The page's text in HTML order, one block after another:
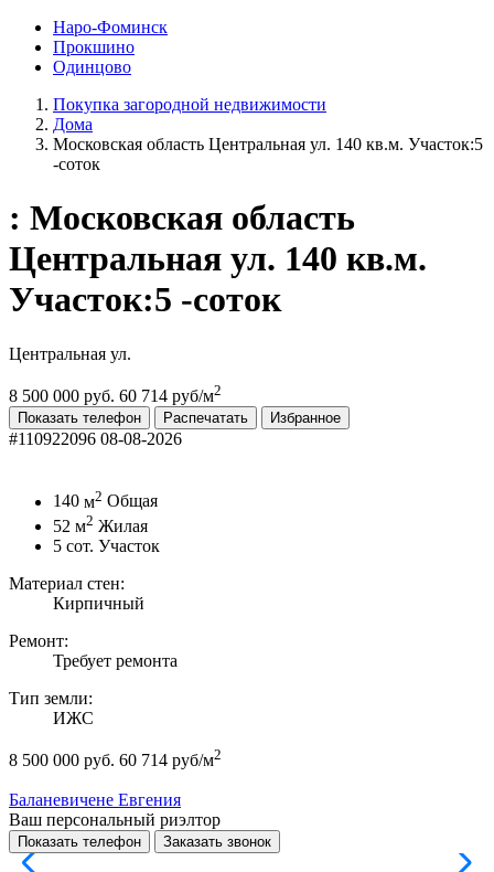
Наро-Фоминск
Прокшино
Одинцово
Покупка загородной недвижимости
Дома
Московская область Центральная ул. 140 кв.м. Участок:5
-соток
: Московская область
Центральная ул. 140 кв.м.
Участок:5 -соток
Центральная ул.
8 500 000 руб. 60 714 руб/м2
Показать телефон
Распечатать Избранное
#110922096 08-08-2026
140 м2 Общая
52 м2 Жилая
5 сот. Участок
Материал стен:
Кирпичный
Ремонт:
Требует ремонта
Тип земли:
ИЖС
8 500 000 руб. 60 714 руб/м2
Баланевичене Евгения
Ваш персональный риэлтор
Показать телефон Заказать звонок